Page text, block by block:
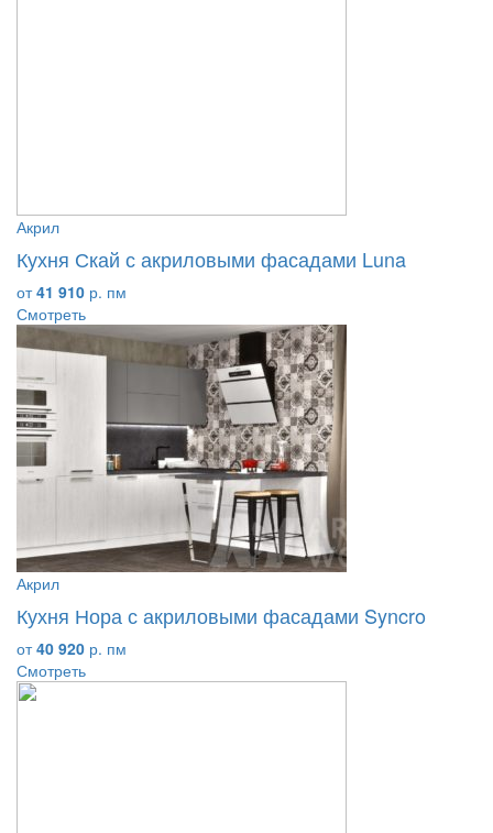
Акрил
Кухня Скай с акриловыми фасадами Luna
от41 910 р. пм
Смотреть
Акрил
Кухня Нора с акриловыми фасадами Syncro
от40 920 р. пм
Смотреть